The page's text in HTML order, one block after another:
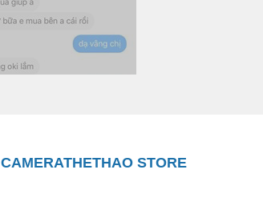
CAMERATHETHAO STORE